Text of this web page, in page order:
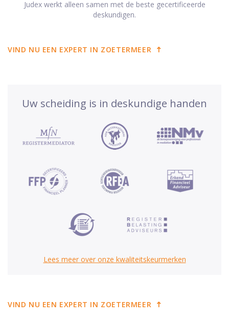
Judex werkt alleen samen met de beste gecertificeerde
deskundigen.
VIND NU EEN EXPERT IN ZOETERMEER
Uw scheiding is in deskundige handen
Lees meer over onze kwaliteitskeurmerken
VIND NU EEN EXPERT IN ZOETERMEER